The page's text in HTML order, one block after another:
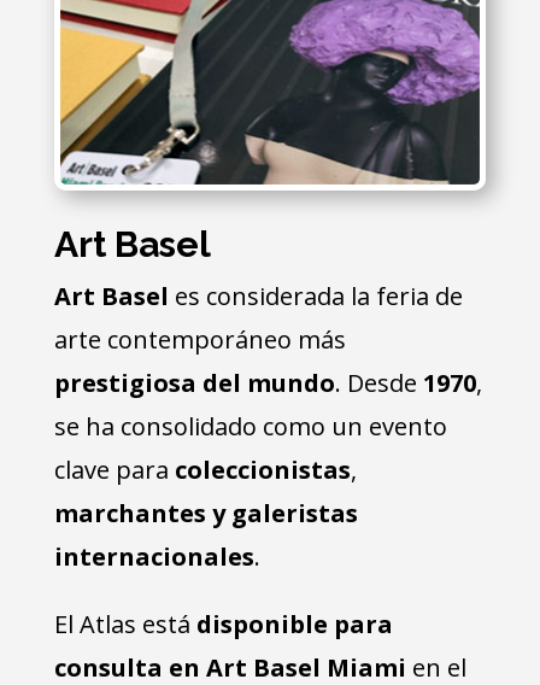
Art Basel
Art Basel es considerada la feria de
arte contemporáneo más
prestigiosa del mundo. Desde 1970,
se ha consolidado como un evento
clave para coleccionistas,
marchantes y galeristas
internacionales.
El Atlas está disponible para
consulta en Art Basel Miami en el